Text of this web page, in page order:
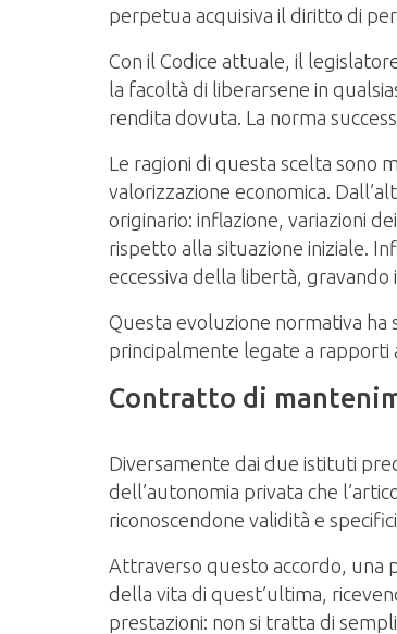
perpetua acquisiva il diritto di
Con il Codice attuale, il
la facoltà di liberarsene in
rendita dovuta. La norma
Le ragioni di questa scelta sono
valorizzazione economica.
originario: inflazione, variazioni
rispetto alla situazione iniziale.
eccessiva della libertà,
Questa evoluzione normativa ha
principalmente legate a rapporti
Contratto di
Diversamente dai due istituti
dell’autonomia privata che
riconoscendone validità e
Attraverso questo accordo, una
della vita di quest’ultima,
prestazioni: non si tratta di